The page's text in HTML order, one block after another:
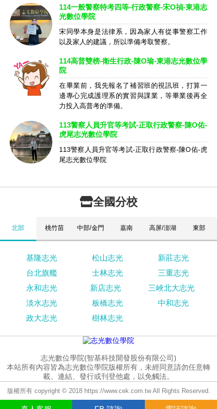
114一般警察特考四等-行政警察-宋O禎-東港志
光數位學院
宋同學本身是法律系，因為家人有從事警察工作
以及家人的建議，所以準備考取警察。
114高普雙榜-衛生行政-陳O瑜-東港志光數位學
院
在畢業前，我先報名了補習班的視訊班，打算一
邊專心完成護理系的實習與課業，等畢業後再全
力投入高普考的準備。
113警察人員升官等考試-正取行政警察-陳O佑-
虎尾志光數位學院
113警察人員升官等考試-正取行政警察-陳O佑-虎
尾志光數位學院
全國分校
北部 桃竹苗 中部/金門 嘉南 高屏/澎湖 東部
基隆志光 松山志光
新莊志光
台北旗艦
士林志光
三重志光
永和志光
新店志光
三峽北大志光
淡水志光
板橋志光
中和志光
政大志光
樹林志光
志光數位學院(智基科技開發股份有限公司)
本站所有內容皆為志光數位學院版權所有，未經同意請勿任意轉
載、連結、發行或刊登他處，以免觸法。
版權所有 copyright © 2018 https://www.cek.com.tw All Rights Reserved.